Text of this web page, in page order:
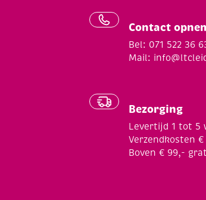
Contact
Bel: 071 522 36
Mail:
Bezorging
Levertijd 1 tot 5
Verzendkosten €
Boven € 99,-